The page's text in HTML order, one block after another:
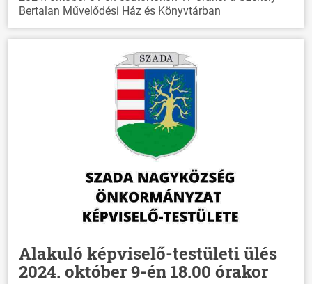
Bertalan Művelődési Ház és Könyvtárban
Alakuló képviselő-testületi ülés
2024. október 9-én 18.00 órakor